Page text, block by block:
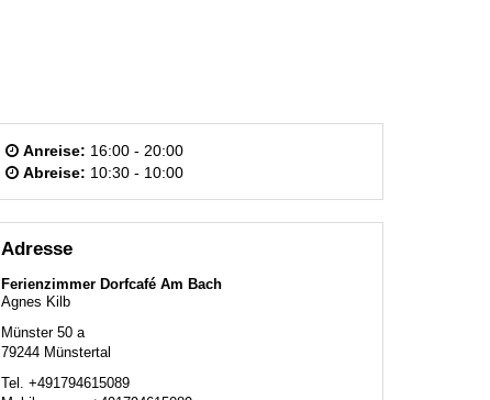
Anreise: 16:00 - 20:00
Abreise: 10:30 - 10:00
Adresse
Ferienzimmer Dorfcafé Am Bach
Agnes Kilb
Münster 50 a
79244 Münstertal
Tel. +491794615089